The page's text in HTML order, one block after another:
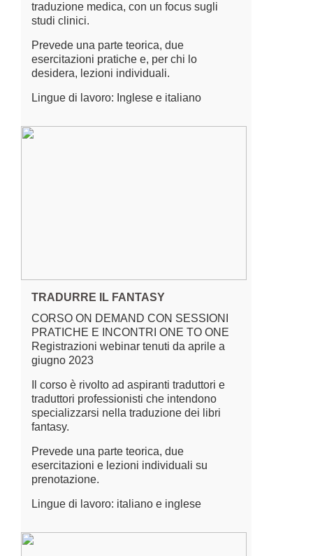
traduzione medica, con un focus sugli
studi clinici.
Prevede una parte teorica, due
esercitazioni pratiche e, per chi lo
desidera, lezioni individuali.
Lingue di lavoro: Inglese e italiano
TRADURRE IL FANTASY
CORSO ON DEMAND CON SESSIONI
PRATICHE E INCONTRI ONE TO ONE
Registrazioni webinar tenuti da aprile a
giugno 2023
Il corso è rivolto ad aspiranti traduttori e
traduttori professionisti che intendono
specializzarsi nella traduzione dei libri
fantasy.
Prevede una parte teorica, due
esercitazioni e lezioni individuali su
prenotazione.
Lingue di lavoro: italiano e inglese